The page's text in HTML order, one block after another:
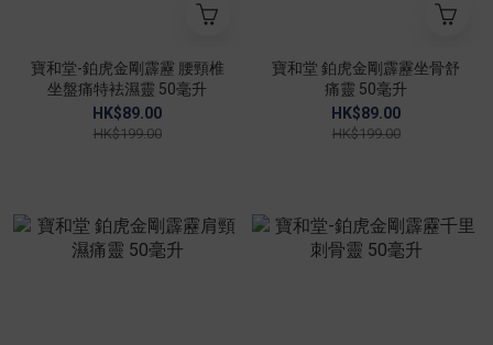
寶和堂-鉑虎金剛霹靂 腰頸椎
坐盤痛特袪濕靈 50毫升
HK$89.00
HK$199.00
寶和堂 鉑虎金剛霹靂坐骨舒
痛靈 50毫升
HK$89.00
HK$199.00